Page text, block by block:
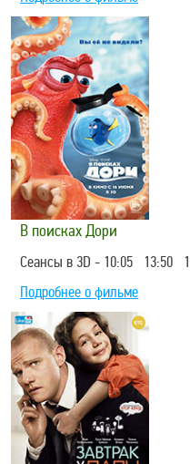
В поисках Дори
Сеансы в 3D - 10:05 13:50
Подробнее о фильме